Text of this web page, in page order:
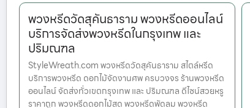
พวงหรีดวัดสุคันธาราม พวงหรีดออนไลน์
บริการจัดส่งพวงหรีดในกรุงเทพ และ
ปริมณฑล
StyleWreath.com พวงหรีดวัดสุคันธาราม สไตล์หรีด
บริการพวงหรีด ดอกไม้จัดงานศพ ครบวงจร ร้านพวงหรีด
ออนไลน์ จัดส่งทั่วเขตกรุงเทพ และ ปริมณฑล ดีไซน์สวยหรู
ราคาถูก พวงหรีดดอกไม้สด พวงหรีดพัดลม พวงหรีด